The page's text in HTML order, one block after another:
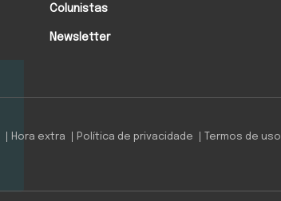
Colunistas
Newsletter
Hora extra Política de privacidade Termos de uso